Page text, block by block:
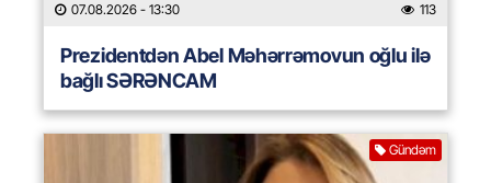
07.08.2026 - 13:30 113
Prezidentdən Abel Məhərrəmovun oğlu ilə
bağlı SƏRƏNCAM
Gündəm